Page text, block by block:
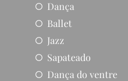
Dança
Ballet
Jazz
Sapateado
Dança do ventre